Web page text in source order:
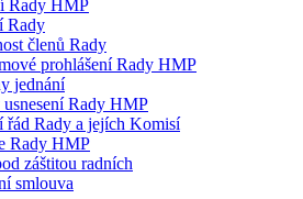
Rady HMP
Rady
členů Rady
prohlášení Rady HMP
jednání
Rady HMP
řád Rady a jejích Komisí
Rady HMP
záštitou radních
smlouva